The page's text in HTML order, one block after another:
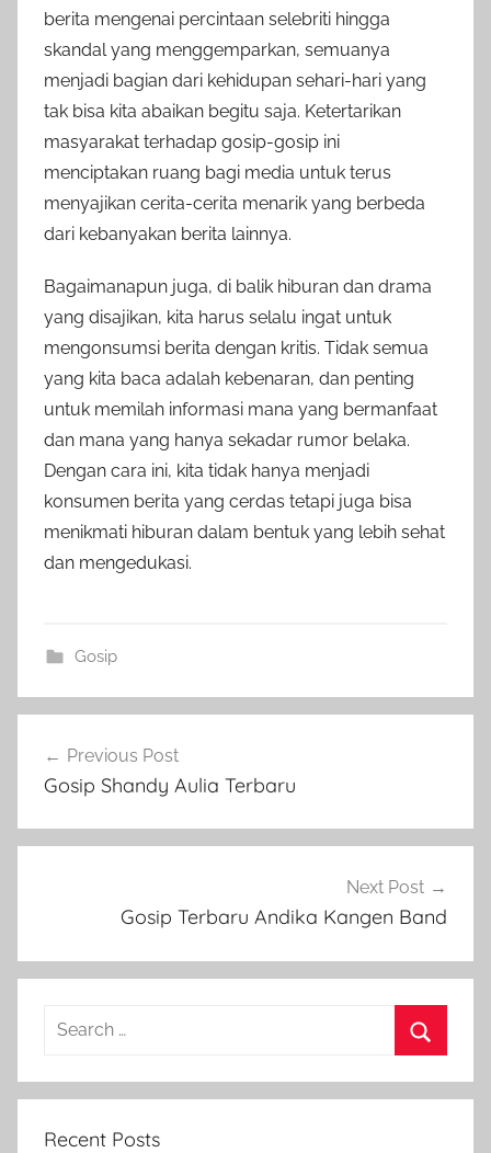
berita mengenai percintaan selebriti hingga
skandal yang menggemparkan, semuanya
menjadi bagian dari kehidupan sehari-hari yang
tak bisa kita abaikan begitu saja. Ketertarikan
masyarakat terhadap gosip-gosip ini
menciptakan ruang bagi media untuk terus
menyajikan cerita-cerita menarik yang berbeda
dari kebanyakan berita lainnya.
Bagaimanapun juga, di balik hiburan dan drama
yang disajikan, kita harus selalu ingat untuk
mengonsumsi berita dengan kritis. Tidak semua
yang kita baca adalah kebenaran, dan penting
untuk memilah informasi mana yang bermanfaat
dan mana yang hanya sekadar rumor belaka.
Dengan cara ini, kita tidak hanya menjadi
konsumen berita yang cerdas tetapi juga bisa
menikmati hiburan dalam bentuk yang lebih sehat
dan mengedukasi.
Gosip
navigation
Previous Post
Gosip Shandy Aulia Terbaru
Next Post
Gosip Terbaru Andika Kangen Band
Search
Recent Posts